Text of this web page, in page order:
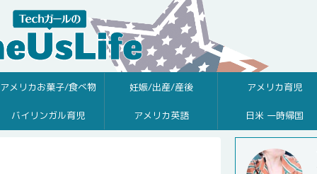
アメリカお菓子/食べ物 妊娠/出産/産後 アメリカ育児
バイリンガル育児 アメリカ英語 日米 一時帰国